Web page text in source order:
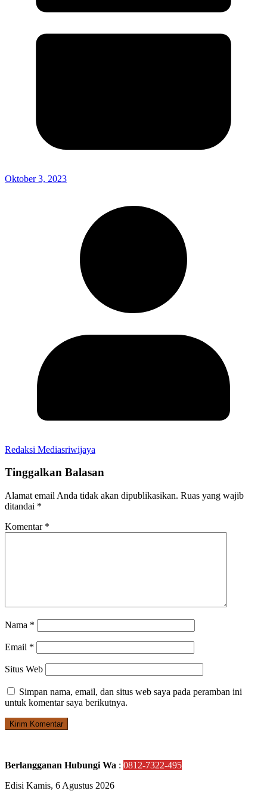
Oktober 3, 2023
Redaksi Mediasriwijaya
Tinggalkan Balasan
Alamat email Anda tidak akan dipublikasikan. Ruas yang wajib
ditandai *
Komentar *
Nama *
Email *
Situs Web
Simpan nama, email, dan situs web saya pada peramban ini
untuk komentar saya berikutnya.
Berlangganan Hubungi Wa : 0812-7322-495
Edisi Kamis, 6 Agustus 2026